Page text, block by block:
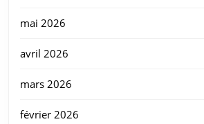
mai 2026
avril 2026
mars 2026
février 2026